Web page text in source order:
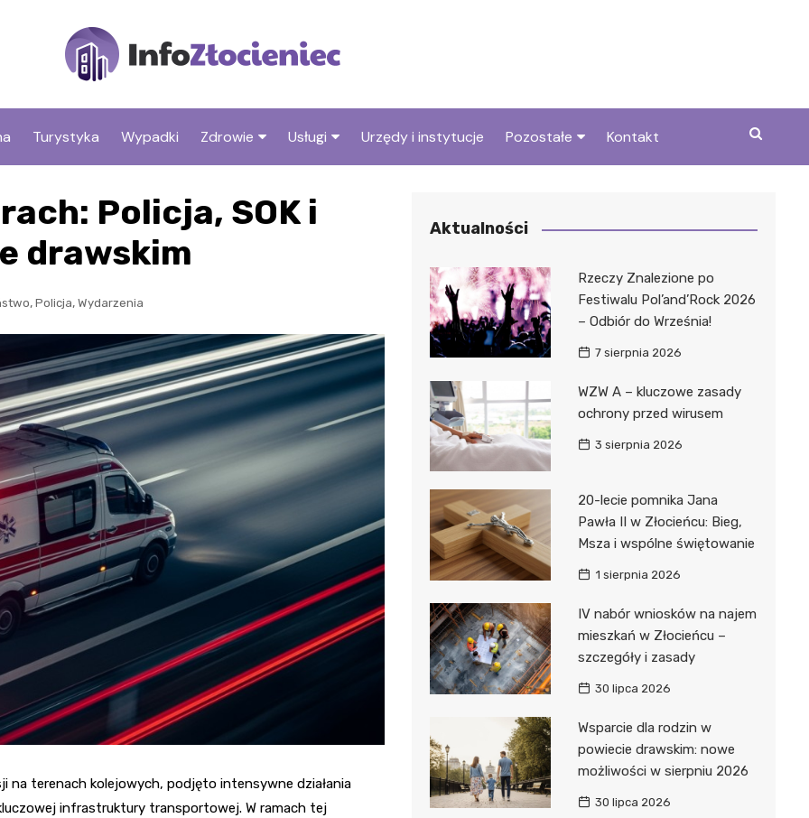
Turystyka Wypadki Zdrowie Usługi
Fryzjer
Urzędy i instytucje Pozostałe Kontakt
Policja, SOK i
drawskim
, Policja, Wydarzenia
na terenach kolejowych, podjęto intensywne działania
infrastruktury transportowej. W ramach tej
Aktualności
Rzeczy Znalezione po
Festiwalu Pol’and’Rock 2026
– Odbiór do Września!
7 sierpnia 2026
WZW A – kluczowe zasady
ochrony przed wirusem
3 sierpnia 2026
20-lecie pomnika Jana
Pawła II w Złocieńcu: Bieg,
Msza i wspólne świętowanie
1 sierpnia 2026
IV nabór wniosków na najem
mieszkań w Złocieńcu –
szczegóły i zasady
30 lipca 2026
Wsparcie dla rodzin w
powiecie drawskim: nowe
możliwości w sierpniu 2026
30 lipca 2026